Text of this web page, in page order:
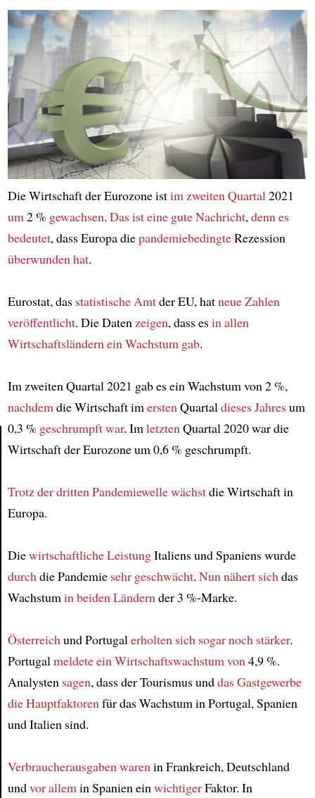
Die Wirtschaft der Eurozone istim zweiten Quartal2021
um2 % gewachsen. Das ist eine gute Nachricht,denn es
bedeutet, dass Europa diepandemiebedingteRezession
überwunden hat.
Eurostat, das statistische Amtder EU, hatneue Zahlen
veröffentlicht. Die Datenzeigen, dass esin allen
Wirtschaftsländernein Wachstum gab.
Im zweiten Quartal 2021 gab es ein Wachstum von 2 %,
nachdemdie Wirtschaft imerstenQuartaldieses Jahresum
0,3 % geschrumpft war. ImletztenQuartal 2020 war die
Wirtschaft der Eurozone um 0,6 % geschrumpft.
Trotzder dritten Pandemiewellewächstdie Wirtschaft in
Europa.
Diewirtschaftliche LeistungItaliens und Spaniens wurde
durchdie Pandemie sehr geschwächt. Nunnähert sichdas
Wachstumin beiden Ländernder 3 %-Marke.
Österreichund Portugalerholten sich sogar noch stärker.
Portugalmeldeteein Wirtschaftswachstum von4,9 %.
Analysten sagen, dass der Tourismus unddas Gastgewerbe
die Hauptfaktorenfür das Wachstum in Portugal, Spanien
und Italien sind.
Verbraucherausgabenwarenin Frankreich, Deutschland
undvor allemin Spanien einwichtigerFaktor. In